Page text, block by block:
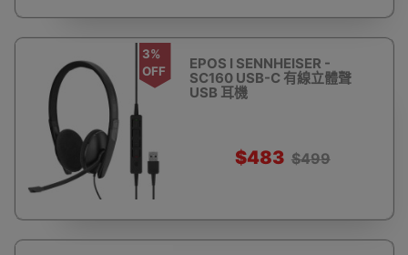
3%
OFF
EPOS I SENNHEISER -
SC160 USB-C 有線立體聲
USB 耳機
$483 $499